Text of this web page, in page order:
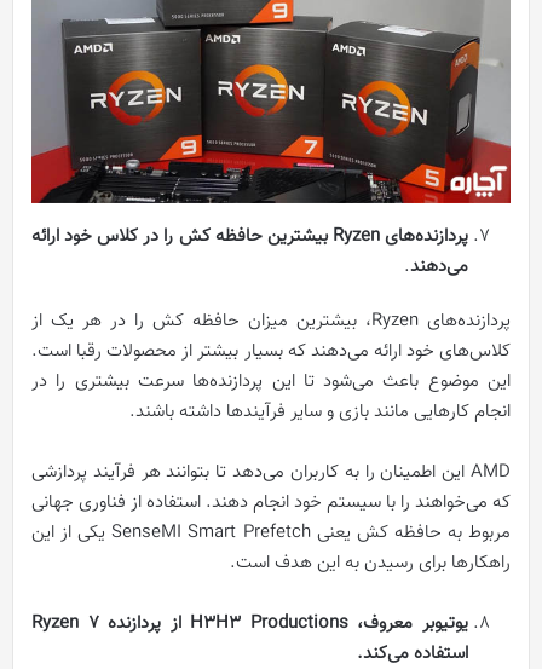
پردازنده‌هایRyzenبیشترین حافظه کش را در کلاس خود ارائه
می‌دهند.
پردازنده‌های Ryzen، بیشترین میزان حافظه کش را در هر یک از
کلاس‌های خود ارائه می‌دهند که بسیار بیشتر از محصولات رقبا است.
این موضوع باعث می‌شود تا این پردازنده‌ها سرعت بیشتری را در
انجام کارهایی مانند بازی و سایر فرآیندها داشته باشند.
AMD این اطمینان را به کاربران می‌دهد تا بتوانند هر فرآیند پردازشی
که می‌خواهند را با سیستم خود انجام دهند. استفاده از فناوری جهانی
مربوط به حافظه کش یعنی SenseMI Smart Prefetch یکی از این
راهکارها برای رسیدن به این هدف است.
یوتیوبر معروف، H3H3 Productions از پردازندهRyzen 7
استفاده می‌کند.